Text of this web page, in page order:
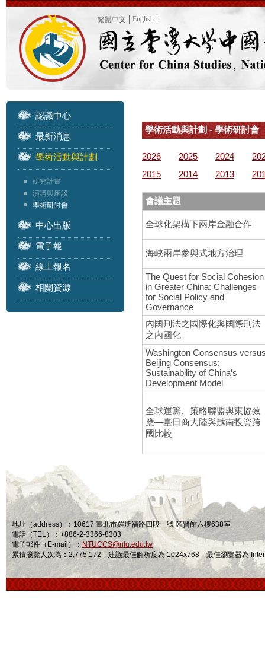
繁體中文 English
認識中心
最新消息
學術活動與計劃
研究計畫
演講與座談
學術研討會
中心出版
電子報
線上報名
相關資源
學術活動與計劃 - 學術研討會
2026 2025 2024
2015
2014 2013
會議主題
全球化架構下兩岸金融合作
海峽兩岸參與式地方治理
The Quest for Social Cohesion
in Greater China: Challenges
for Social Policy and
Governance
內國刑法之國際化與國際刑法
之內國化
Washington Consensus
Beijing Consensus:
Sustainability of China’s
Development Model
全球運籌、策略聯盟與東協效
應—臺日商大陸與越南投資跨
國比較
地址（address）：10617 臺北市羅斯福路四段一號 頤賢館六樓638室
電話（TEL）：+886-2-3366-8303
電子郵件（E-mail）： NTUCCS@ntu.edu.tw
累積瀏覽人次為：2,775,172 建議最佳解析度為 1024x768 最佳瀏覽器為